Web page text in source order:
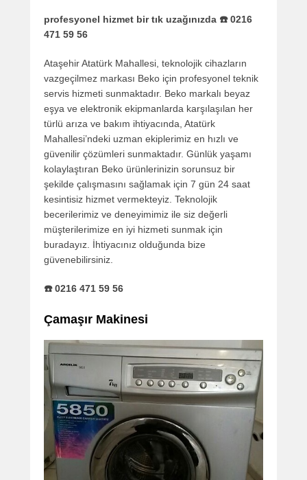
profesyonel hizmet bir tık uzağınızda ☎️ 0216
471 59 56
Ataşehir Atatürk Mahallesi, teknolojik cihazların
vazgeçilmez markası Beko için profesyonel teknik
servis hizmeti sunmaktadır. Beko markalı beyaz
eşya ve elektronik ekipmanlarda karşılaşılan her
türlü arıza ve bakım ihtiyacında, Atatürk
Mahallesi’ndeki uzman ekiplerimiz en hızlı ve
güvenilir çözümleri sunmaktadır. Günlük yaşamı
kolaylaştıran Beko ürünlerinizin sorunsuz bir
şekilde çalışmasını sağlamak için 7 gün 24 saat
kesintisiz hizmet vermekteyiz. Teknolojik
becerilerimiz ve deneyimimiz ile siz değerli
müşterilerimize en iyi hizmeti sunmak için
buradayız. İhtiyacınız olduğunda bize
güvenebilirsiniz.
☎️ 0216 471 59 56
Çamaşır Makinesi